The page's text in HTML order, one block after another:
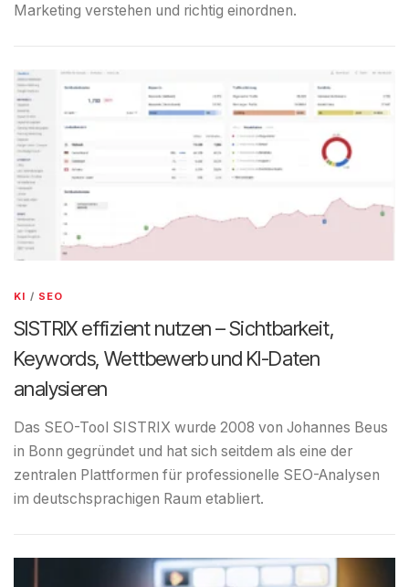
Marketing verstehen und richtig einordnen.
KI / SEO
SISTRIX effizient nutzen – Sichtbarkeit,
Keywords, Wettbewerb und KI-Daten
analysieren
Das SEO-Tool SISTRIX wurde 2008 von Johannes Beus
in Bonn gegründet und hat sich seitdem als eine der
zentralen Plattformen für professionelle SEO-Analysen
im deutschsprachigen Raum etabliert.